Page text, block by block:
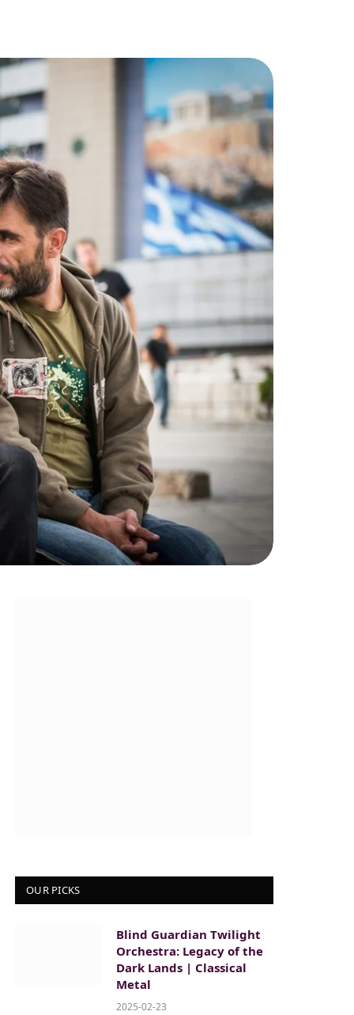
OUR PICKS
Blind Guardian Twilight
Orchestra: Legacy of the
Dark Lands | Classical
Metal
2025-02-23